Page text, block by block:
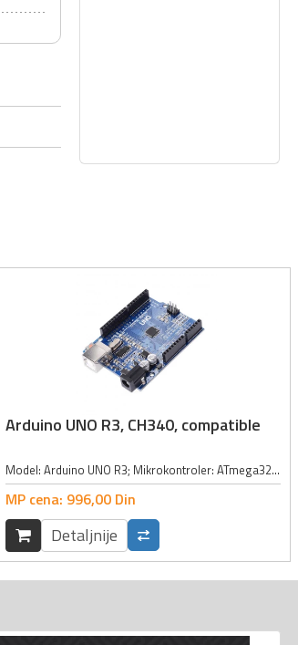
Arduino UNO R3, CH340, compatible
Model: Arduino UNO R3; Mikrokontroler: ATmega328; Radni napon: 7 - 12VDC; Izlazni napon: 5VDC i 3.3VDC izlazi; USB-B konektor; Napojni konektor: 2.1/5.5mm; 14 digitalnih I/O (ulaz/izlaz) pinovi (6 PWM izlaza); Analogni ulazi: 6; Flash...
MP cena: 996,00 Din
Detaljnije